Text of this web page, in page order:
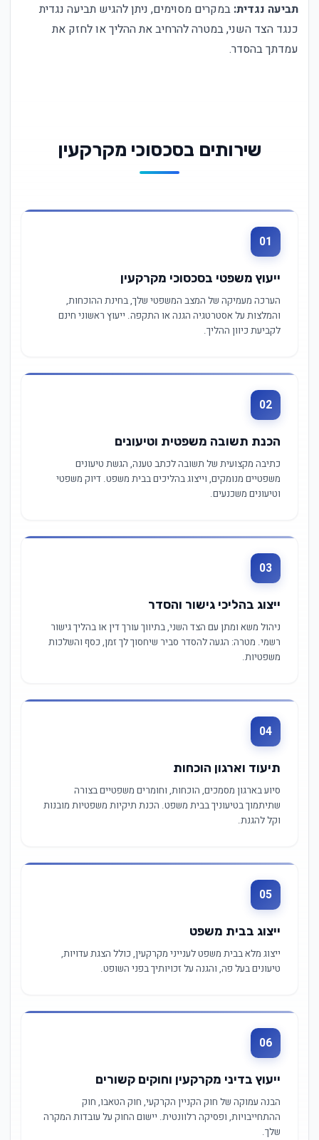
תביעה נגדית: במקרים מסוימים, ניתן להגיש תביעה נגדית
כנגד הצד השני, במטרה להרחיב את ההליך או לחזק את
עמדתך בהסדר.
שירותים בסכסוכי מקרקעין
01
ייעוץ משפטי בסכסוכי מקרקעין
הערכה מעמיקה של המצב המשפטי שלך, בחינת ההוכחות,
והמלצות על אסטרטגיה הגנה או התקפה. ייעוץ ראשוני חינם
לקביעת כיוון ההליך.
02
הכנת תשובה משפטית וטיעונים
כתיבה מקצועית של תשובה לכתב טענה, הגשת טיעונים
משפטיים מנומקים, וייצוג בהליכים בבית משפט. דיוק משפטי
וטיעונים משכנעים.
03
ייצוג בהליכי גישור והסדר
ניהול משא ומתן עם הצד השני, בתיווך עורך דין או בהליך גישור
רשמי. מטרה: הגעה להסדר סביר שיחסוך לך זמן, כסף והשלכות
משפטיות.
04
תיעוד וארגון הוכחות
סיוע בארגון מסמכים, הוכחות, וחומרים משפטיים בצורה
שתיתמוך בטיעוניך בבית משפט. הכנת תיקיות משפטיות מובנות
וקל להגנת.
05
ייצוג בבית משפט
ייצוג מלא בבית משפט לענייני מקרקעין, כולל הצגת עדויות,
טיעונים בעל פה, והגנה על זכויותיך בפני השופט.
06
ייעוץ בדיני מקרקעין וחוקים קשורים
הבנה עמוקה של חוק הקניין הקרקעי, חוק הטאבו, חוק
ההתחייבויות, ופסיקה רלוונטית. יישום החוק על עובדות המקרה
שלך.